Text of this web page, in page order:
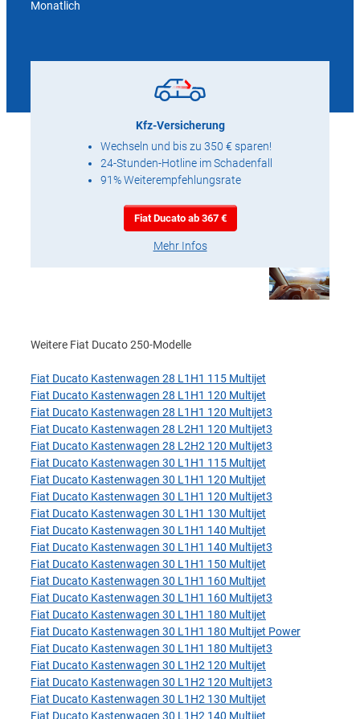
Monatlich
Kfz-Versicherung
Wechseln und bis zu 350 € sparen!
24-Stunden-Hotline im Schadenfall
91% Weiterempfehlungsrate
Fiat Ducato ab 367 €
Mehr Infos
Weitere Fiat Ducato 250-Modelle
Fiat Ducato Kastenwagen 28 L1H1 115 Multijet
Fiat Ducato Kastenwagen 28 L1H1 120 Multijet
Fiat Ducato Kastenwagen 28 L1H1 120 Multijet3
Fiat Ducato Kastenwagen 28 L2H1 120 Multijet3
Fiat Ducato Kastenwagen 28 L2H2 120 Multijet3
Fiat Ducato Kastenwagen 30 L1H1 115 Multijet
Fiat Ducato Kastenwagen 30 L1H1 120 Multijet
Fiat Ducato Kastenwagen 30 L1H1 120 Multijet3
Fiat Ducato Kastenwagen 30 L1H1 130 Multijet
Fiat Ducato Kastenwagen 30 L1H1 140 Multijet
Fiat Ducato Kastenwagen 30 L1H1 140 Multijet3
Fiat Ducato Kastenwagen 30 L1H1 150 Multijet
Fiat Ducato Kastenwagen 30 L1H1 160 Multijet
Fiat Ducato Kastenwagen 30 L1H1 160 Multijet3
Fiat Ducato Kastenwagen 30 L1H1 180 Multijet
Fiat Ducato Kastenwagen 30 L1H1 180 Multijet Power
Fiat Ducato Kastenwagen 30 L1H1 180 Multijet3
Fiat Ducato Kastenwagen 30 L1H2 120 Multijet
Fiat Ducato Kastenwagen 30 L1H2 120 Multijet3
Fiat Ducato Kastenwagen 30 L1H2 130 Multijet
Fiat Ducato Kastenwagen 30 L1H2 140 Multijet